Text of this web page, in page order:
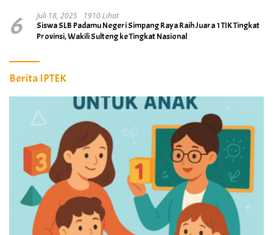
6 Juli 18, 2025
1910 Lihat
Siswa SLB Padamu Negeri Simpang Raya Raih Juara 1 TIK Tingkat
Provinsi, Wakili Sulteng ke Tingkat Nasional
Berita IPTEK